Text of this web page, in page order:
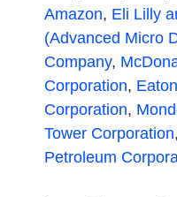
Amazon, Eli Lilly
(Advanced Micro
Company,
Corporation,
Corporation,
Tower Corporation,
Petroleum